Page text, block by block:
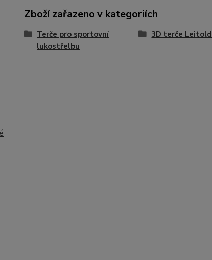
Zboží zařazeno v kategoriích
Terče pro sportovní
lukostřelbu
3D terče Leitold